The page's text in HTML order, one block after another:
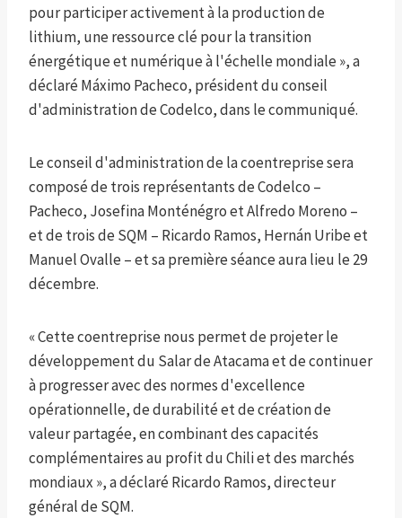
pour participer activement à la production de
lithium, une ressource clé pour la transition
énergétique et numérique à l'échelle mondiale », a
déclaré Máximo Pacheco, président du conseil
d'administration de Codelco, dans le communiqué.
Le conseil d'administration de la coentreprise sera
composé de trois représentants de Codelco –
Pacheco, Josefina Monténégro et Alfredo Moreno –
et de trois de SQM – Ricardo Ramos, Hernán Uribe et
Manuel Ovalle – et sa première séance aura lieu le 29
décembre.
« Cette coentreprise nous permet de projeter le
développement du Salar de Atacama et de continuer
à progresser avec des normes d'excellence
opérationnelle, de durabilité et de création de
valeur partagée, en combinant des capacités
complémentaires au profit du Chili et des marchés
mondiaux », a déclaré Ricardo Ramos, directeur
général de SQM.